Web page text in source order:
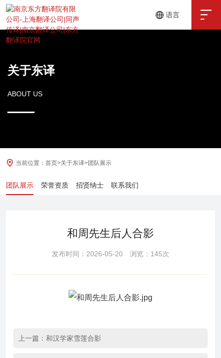
语言 
关于东译
ABOUT US
团队展示 荣誉资质 招贤纳士 联系我们
当前位置： 首页>关于东译>团队展示
和周先生后人合影
发布时间：2026-05-20 浏览：145次
上一篇： 和汉学家雪莲合影